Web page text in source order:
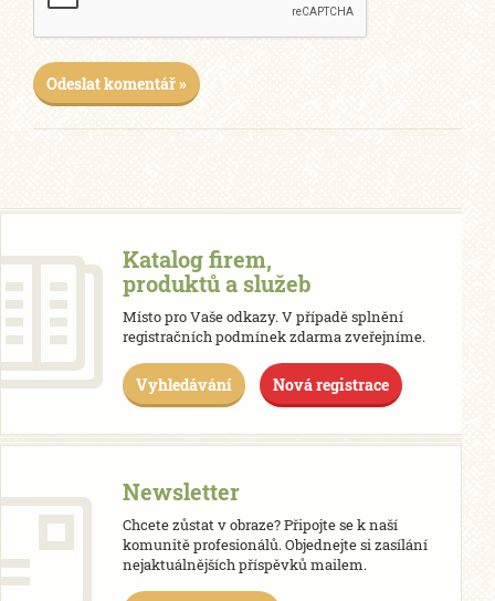
Odeslat komentář »
Katalog firem,
produktů a služeb
Místo pro Vaše odkazy. V případě splnění
registračních podmínek zdarma zveřejníme.
Vyhledávání Nová registrace
Newsletter
Chcete zůstat v obraze? Připojte se k naší
komunitě profesionálů. Objednejte si zasílání
nejaktuálnějších příspěvků mailem.